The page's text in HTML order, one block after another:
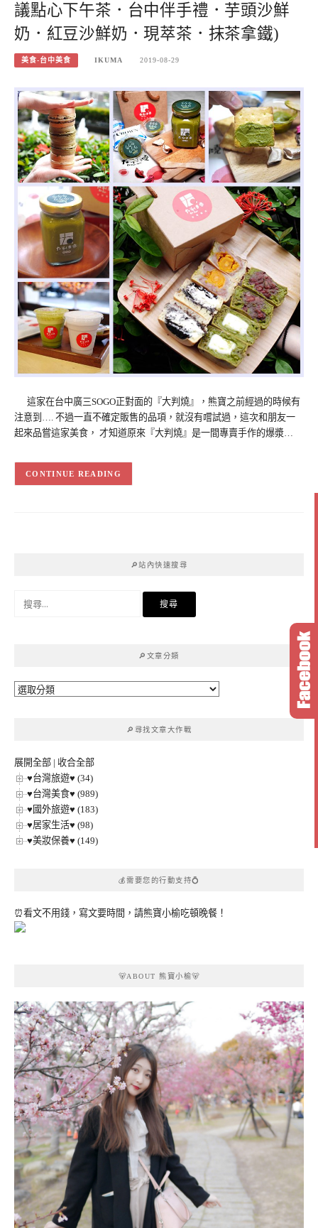
議點心下午茶．台中伴手禮．芋頭沙鮮
奶．紅豆沙鮮奶．現萃茶．抹茶拿鐵)
美食-台中美食 IKUMA 2019-08-29
這家在台中廣三SOGO正對面的『大判燒』，熊寶之前經過的時候有
注意到…. 不過一直不確定販售的品項，就沒有嚐試過，這次和朋友一
起來品嘗這家美食， 才知道原來『大判燒』是一間專賣手作的爆漿…
CONTINUE READING
🔎站內快速搜尋
🔎文章分類
🔎
🔎尋找文章大作戰
展開全部 | 收合全部
♥台灣旅遊♥ (34)
♥台灣美食♥ (989)
♥國外旅遊♥ (183)
♥居家生活♥ (98)
♥美妝保養♥ (149)
💰需要您的行動支持💍
⏰看文不用錢，寫文要時間，請熊寶小榆吃頓晚餐！
🐻ABOUT 熊寶小榆🐻